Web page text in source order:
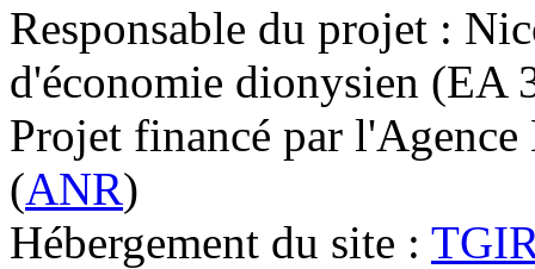
Responsable du projet :
d'économie dionysien
Projet financé par l'Agence
(ANR)
Hébergement du site :